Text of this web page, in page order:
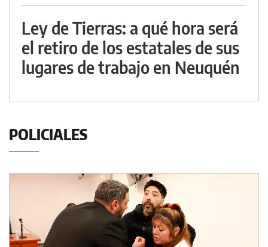
Ley de Tierras: a qué hora será
el retiro de los estatales de sus
lugares de trabajo en Neuquén
POLICIALES